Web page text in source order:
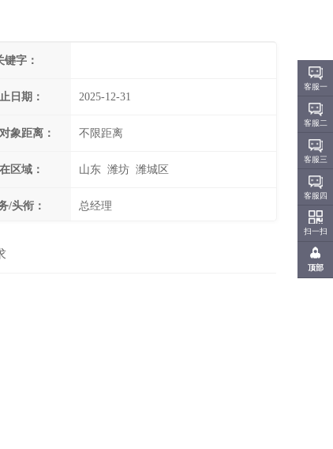
键字：
日期： 2025-12-31
象距离： 不限距离
区域： 山东 潍坊 潍城区
/头衔： 总经理
客服一
客服二
客服三
客服四
扫一扫
顶部